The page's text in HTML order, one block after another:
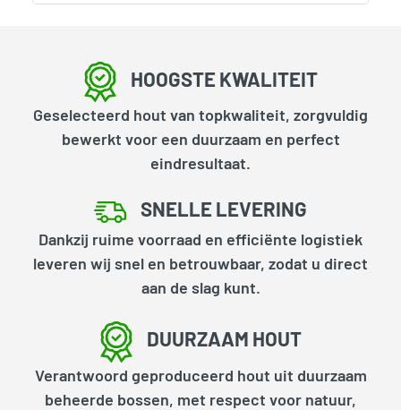
HOOGSTE KWALITEIT
Geselecteerd hout van topkwaliteit, zorgvuldig
bewerkt voor een duurzaam en perfect
eindresultaat.
SNELLE LEVERING
Dankzij ruime voorraad en efficiënte logistiek
leveren wij snel en betrouwbaar, zodat u direct
aan de slag kunt.
DUURZAAM HOUT
Verantwoord geproduceerd hout uit duurzaam
beheerde bossen, met respect voor natuur,